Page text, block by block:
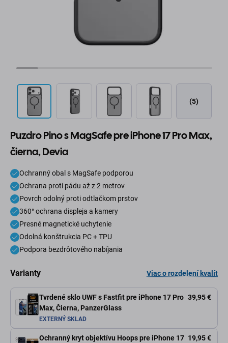
(5)
Puzdro Pino s MagSafe pre iPhone 17 Pro Max,
čierna, Devia
Ochranný obal s MagSafe podporou
Ochrana proti pádu až z 2 metrov
Povrch odolný proti odtlačkom prstov
360° ochrana displeja a kamery
Presné magnetické uchytenie
Odolná konštrukcia PC + TPU
Podpora bezdrôtového nabíjania
Varianty Viac o rozdelení kvalít
Tvrdené sklo UWF s Fastfit pre iPhone 17 Pro
Max, Čierna, PanzerGlass
39,95 €
EXTERNÝ SKLAD
Ochranný kryt objektívu Hoops pre iPhone 17 19,95 €